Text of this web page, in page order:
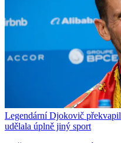
Legendární Djokovič
udělala úplně jiný sport